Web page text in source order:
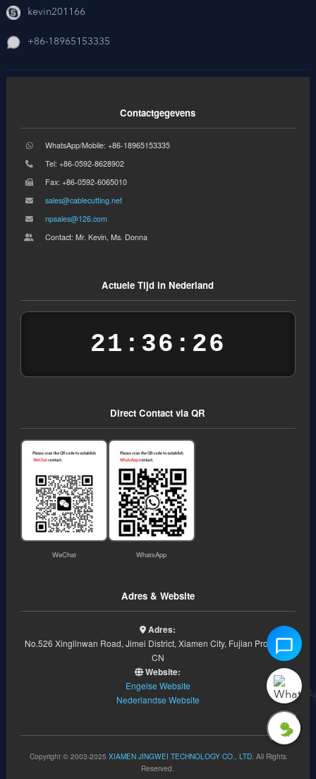
kevin201166
+86-18965153335
Contactgegevens
WhatsApp/Mobile: +86-18965153335
Tel: +86-0592-8628902
Fax: +86-0592-6065010
sales@cablecutting.net
npsales@126.com
Contact: Mr. Kevin, Ms. Donna
Actuele Tijd in Nederland
21:36:27
Direct Contact via QR
WeChat WhatsApp
Adres & Website
Adres:
No.526 Xinglinwan Road, Jimei District, Xiamen City, Fujian Province,
CN
Website:
Engelse Website
Nederlandse Website
Copyright © 2003-2025 XIAMEN JINGWEI TECHNOLOGY CO., LTD. All Rights
Reserved.